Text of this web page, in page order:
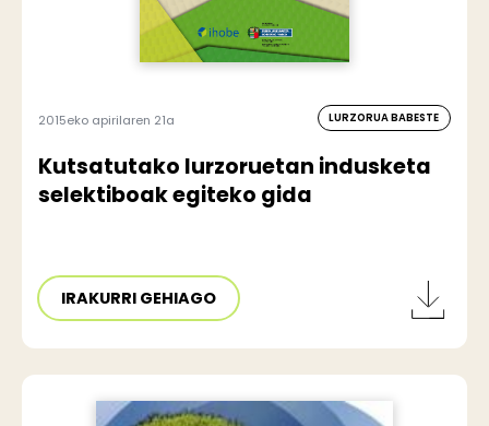
2015eko apirilaren 21a LURZORUA BABESTE
Kutsatutako lurzoruetan indusketa
selektiboak egiteko gida
IRAKURRI GEHIAGO